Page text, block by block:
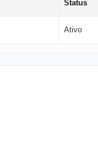
Status
Ativo